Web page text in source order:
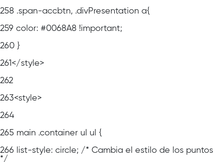
258 .span-accbtn, .divPresentation a{
259 color: #0068A8 !important;
260 }
261</style>
262
263<style>
264
265 main .container ul ul {
266 list-style: circle; /* Cambia el estilo de los puntos
*/